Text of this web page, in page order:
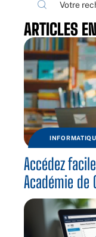
ARTICLES
Accédez
Académie de